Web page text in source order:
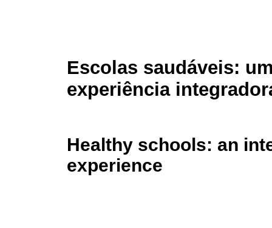
Escolas saudáveis:
experiência
Healthy schools: an
experience